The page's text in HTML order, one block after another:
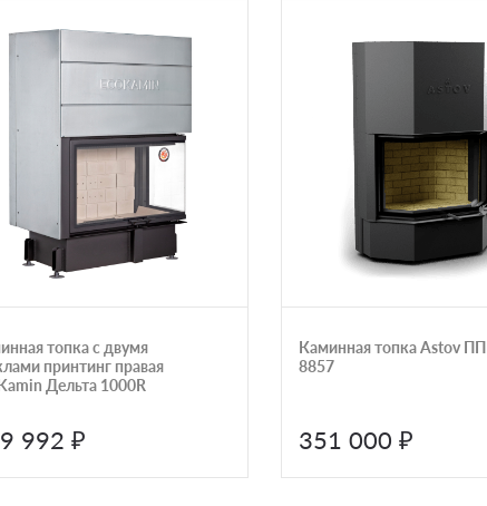
топка с двумя
принтинг правая
Дельта 1000R
992 ₽
Каминная топка Astov ПП
8857
351 000 ₽